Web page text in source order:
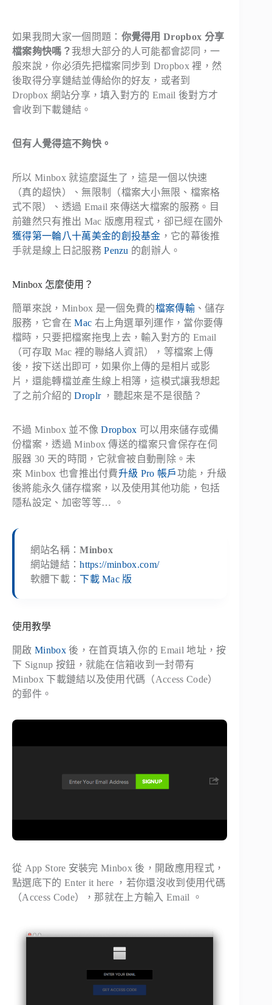
如果我問大家一個問題： 你覺得用 Dropbox 分享
檔案夠快嗎？我想大部分的人可能都會認同，一
般來說，你必須先把檔案同步到 Dropbox 裡，然
後取得分享鏈結並傳給你的好友，或者到
Dropbox 網站分享，填入對方的 Email 後對方才
會收到下載鏈結。
但有人覺得這不夠快。
所以 Minbox 就這麼誕生了，這是一個以快速
（真的超快）、無限制（檔案大小無限、檔案格
式不限）、透過 Email 來傳送大檔案的服務。目
前雖然只有推出 Mac 版應用程式，卻已經在國外
獲得第一輪八十萬美金的創投基金 ，它的幕後推
手就是線上日記服務Penzu 的創辦人。
Minbox 怎麼使用？
簡單來說，Minbox 是一個免費的檔案傳輸 、儲存
服務，它會在Mac 右上角選單列運作，當你要傳
檔時，只要把檔案拖曳上去，輸入對方的 Email
（可存取 Mac 裡的聯絡人資訊），等檔案上傳
後，按下送出即可，如果你上傳的是相片或影
片，還能轉檔並產生線上相簿，這模式讓我想起
了之前介紹的Droplr，聽起來是不是很酷？
不過 Minbox 並不像Dropbox 可以用來儲存或備
份檔案，透過 Minbox 傳送的檔案只會保存在伺
服器 30 天的時間，它就會被自動刪除。未
來 Minbox 也會推出付費升級 Pro 帳戶功能，升級
後將能永久儲存檔案，以及使用其他功能，包括
隱私設定、加密等等… 。
網站名稱：Minbox
網站鏈結：https://minbox.com/
軟體下載：下載 Mac 版
使用教學
開啟 Minbox後，在首頁填入你的 Email 地址，按
下 Signup 按鈕，就能在信箱收到一封帶有
Minbox 下載鏈結以及使用代碼（Access Code）
的郵件。
從 App Store 安裝完 Minbox 後，開啟應用程式，
點選底下的 Enter it here ，若你還沒收到使用代碼
（Access Code），那就在上方輸入 Email 。